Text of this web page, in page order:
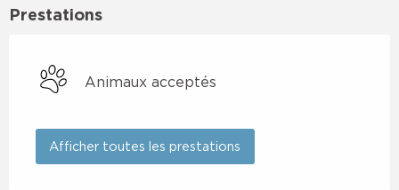
Prestations
Animaux acceptés
Afficher toutes les prestations